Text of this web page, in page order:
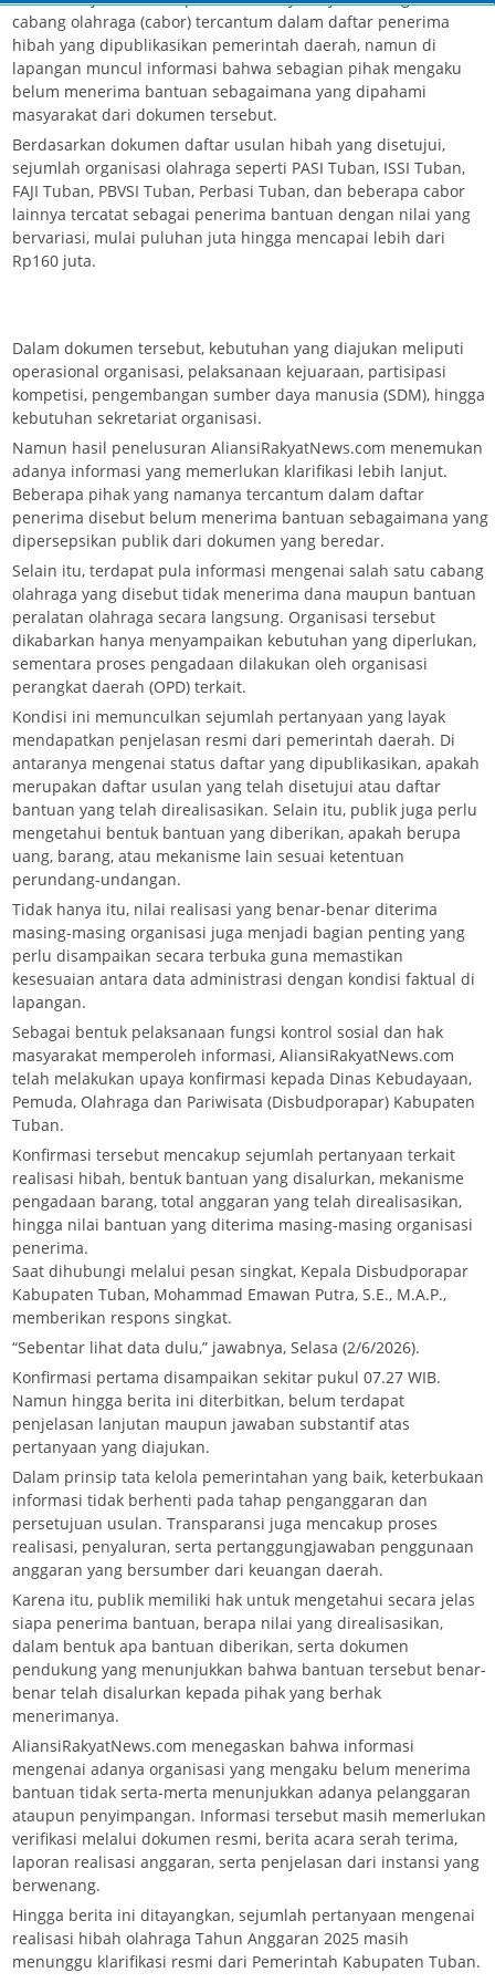
cabang olahraga (cabor) tercantum dalam daftar penerima
hibah yang dipublikasikan pemerintah daerah, namun di
lapangan muncul informasi bahwa sebagian pihak mengaku
belum menerima bantuan sebagaimana yang dipahami
masyarakat dari dokumen tersebut.
Berdasarkan dokumen daftar usulan hibah yang disetujui,
sejumlah organisasi olahraga seperti PASI Tuban, ISSI Tuban,
FAJI Tuban, PBVSI Tuban, Perbasi Tuban, dan beberapa cabor
lainnya tercatat sebagai penerima bantuan dengan nilai yang
bervariasi, mulai puluhan juta hingga mencapai lebih dari
Rp160 juta.
Dalam dokumen tersebut, kebutuhan yang diajukan meliputi
operasional organisasi, pelaksanaan kejuaraan, partisipasi
kompetisi, pengembangan sumber daya manusia (SDM), hingga
kebutuhan sekretariat organisasi.
Namun hasil penelusuran AliansiRakyatNews.com menemukan
adanya informasi yang memerlukan klarifikasi lebih lanjut.
Beberapa pihak yang namanya tercantum dalam daftar
penerima disebut belum menerima bantuan sebagaimana yang
dipersepsikan publik dari dokumen yang beredar.
Selain itu, terdapat pula informasi mengenai salah satu cabang
olahraga yang disebut tidak menerima dana maupun bantuan
peralatan olahraga secara langsung. Organisasi tersebut
dikabarkan hanya menyampaikan kebutuhan yang diperlukan,
sementara proses pengadaan dilakukan oleh organisasi
perangkat daerah (OPD) terkait.
Kondisi ini memunculkan sejumlah pertanyaan yang layak
mendapatkan penjelasan resmi dari pemerintah daerah. Di
antaranya mengenai status daftar yang dipublikasikan, apakah
merupakan daftar usulan yang telah disetujui atau daftar
bantuan yang telah direalisasikan. Selain itu, publik juga perlu
mengetahui bentuk bantuan yang diberikan, apakah berupa
uang, barang, atau mekanisme lain sesuai ketentuan
perundang-undangan.
Tidak hanya itu, nilai realisasi yang benar-benar diterima
masing-masing organisasi juga menjadi bagian penting yang
perlu disampaikan secara terbuka guna memastikan
kesesuaian antara data administrasi dengan kondisi faktual di
lapangan.
Sebagai bentuk pelaksanaan fungsi kontrol sosial dan hak
masyarakat memperoleh informasi, AliansiRakyatNews.com
telah melakukan upaya konfirmasi kepada Dinas Kebudayaan,
Pemuda, Olahraga dan Pariwisata (Disbudporapar) Kabupaten
Tuban.
Konfirmasi tersebut mencakup sejumlah pertanyaan terkait
realisasi hibah, bentuk bantuan yang disalurkan, mekanisme
pengadaan barang, total anggaran yang telah direalisasikan,
hingga nilai bantuan yang diterima masing-masing organisasi
penerima.
Saat dihubungi melalui pesan singkat, Kepala Disbudporapar
Kabupaten Tuban, Mohammad Emawan Putra, S.E., M.A.P.,
memberikan respons singkat.
“Sebentar lihat data dulu,” jawabnya, Selasa (2/6/2026).
Konfirmasi pertama disampaikan sekitar pukul 07.27 WIB.
Namun hingga berita ini diterbitkan, belum terdapat
penjelasan lanjutan maupun jawaban substantif atas
pertanyaan yang diajukan.
Dalam prinsip tata kelola pemerintahan yang baik, keterbukaan
informasi tidak berhenti pada tahap penganggaran dan
persetujuan usulan. Transparansi juga mencakup proses
realisasi, penyaluran, serta pertanggungjawaban penggunaan
anggaran yang bersumber dari keuangan daerah.
Karena itu, publik memiliki hak untuk mengetahui secara jelas
siapa penerima bantuan, berapa nilai yang direalisasikan,
dalam bentuk apa bantuan diberikan, serta dokumen
pendukung yang menunjukkan bahwa bantuan tersebut benar-
benar telah disalurkan kepada pihak yang berhak
menerimanya.
AliansiRakyatNews.com menegaskan bahwa informasi
mengenai adanya organisasi yang mengaku belum menerima
bantuan tidak serta-merta menunjukkan adanya pelanggaran
ataupun penyimpangan. Informasi tersebut masih memerlukan
verifikasi melalui dokumen resmi, berita acara serah terima,
laporan realisasi anggaran, serta penjelasan dari instansi yang
berwenang.
Hingga berita ini ditayangkan, sejumlah pertanyaan mengenai
realisasi hibah olahraga Tahun Anggaran 2025 masih
menunggu klarifikasi resmi dari Pemerintah Kabupaten Tuban.